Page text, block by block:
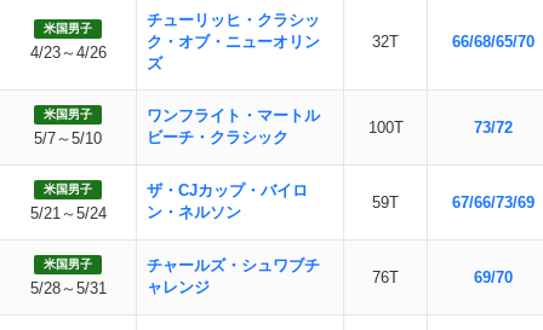
米国男子
4/23～4/26
チューリッヒ・クラシッ
ク・オブ・ニューオリン
ズ
32T 66/68/65/70
米国男子
5/7～5/10
ワンフライト・マートル
ビーチ・クラシック
100T 73/72
米国男子
5/21～5/24
ザ・CJカップ・バイロ
ン・ネルソン
59T 67/66/73/69
米国男子
5/28～5/31
チャールズ・シュワブチ
ャレンジ
76T 69/70